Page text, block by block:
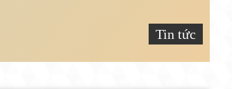
Tin tức